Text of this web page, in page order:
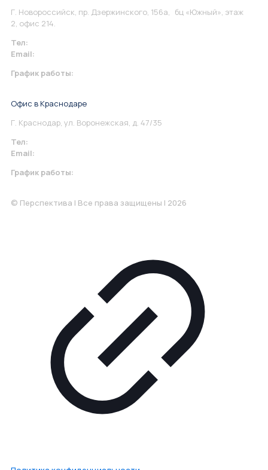
Г. Новороссийск, пр. Дзержинского, 156а, бц «Южный», этаж
2, офис 214.
Тел:
Email:
График работы:
Офис в Краснодаре
Г. Краснодар, ул. Воронежская, д. 47/35
Тел:
Email:
График работы:
© Перспектива | Все права защищены | 2026